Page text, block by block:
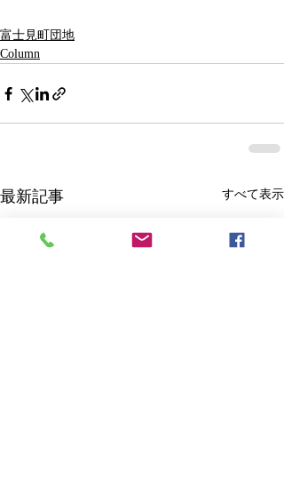
富士見町団地
Column
最新記事 すべて表示